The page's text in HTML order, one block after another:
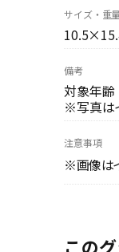
サイズ・重
備考
対象年齢
※写真は
注意事項
※画像は
この